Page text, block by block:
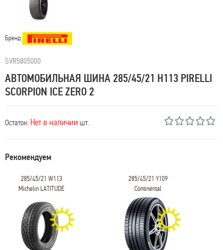
Бренд
SVR5805000
АВТОМОБИЛЬНАЯ ШИНА 285/45/21 H113 PIRELLI
SCORPION ICE ZERO 2
Остаток: Нет в наличии шт.
Рекомендуем
285/45/21 W113
Michelin LATITUDE
285/45/21 Y109
Continental
ContiSportContact 5P